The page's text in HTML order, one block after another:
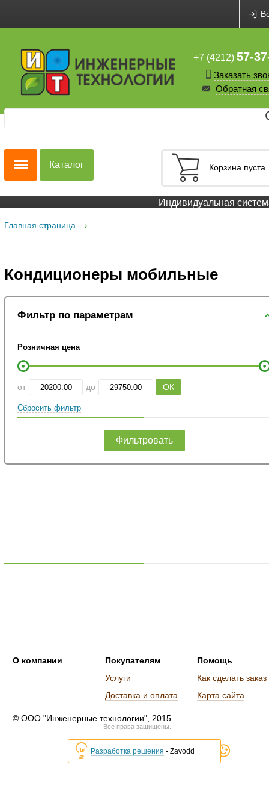
+7 (4212) 57-
Заказать
Обратная
Корзина пуста
Каталог
Индивидуальная
Главная страница
Кондиционеры мобильные
Фильтр по параметрам
Розничная цена
от до
Сбросить фильтр
О компании
Покупателям
Услуги
Доставка и оплата
Помощь
Как сделать заказ
Карта сайта
© ООО "Инженерные технологии", 2015
Все права защищены.
Разработка решения - Zavodd